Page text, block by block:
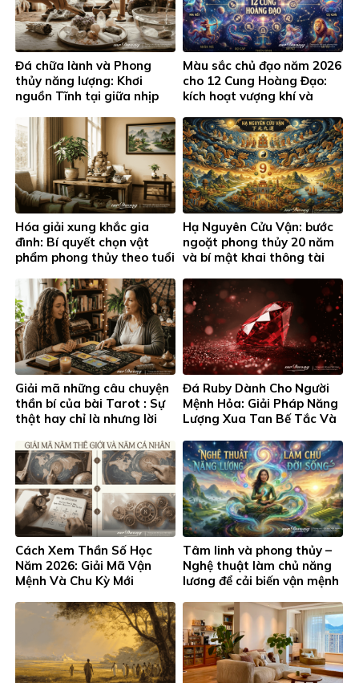
Đá chữa lành và Phong
thủy năng lượng: Khơi
nguồn Tĩnh tại giữa nhịp
Màu sắc chủ đạo năm 2026
cho 12 Cung Hoàng Đạo:
kích hoạt vượng khí và
Hóa giải xung khắc gia
đình: Bí quyết chọn vật
phẩm phong thủy theo tuổi
Hạ Nguyên Cửu Vận: bước
ngoặt phong thủy 20 năm
và bí mật khai thông tài
Giải mã những câu chuyện
thần bí của bài Tarot : Sự
thật hay chỉ là nhưng lời
Đá Ruby Dành Cho Người
Mệnh Hỏa: Giải Pháp Năng
Lượng Xua Tan Bế Tắc Và
Cách Xem Thần Số Học
Năm 2026: Giải Mã Vận
Mệnh Và Chu Kỳ Mới
Tâm linh và phong thủy –
Nghệ thuật làm chủ năng
lương để cải biến vận mệnh